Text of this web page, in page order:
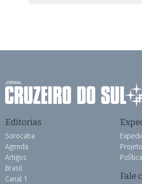
Editorias
Sorocaba
Agenda
Artigos
Brasil
Canal 1
Fale